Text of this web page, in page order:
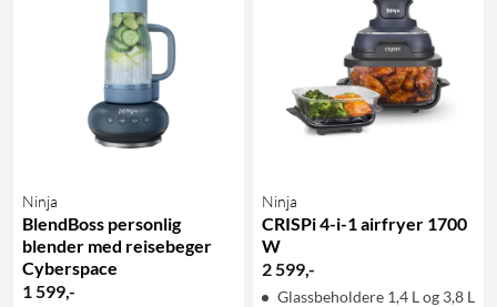
Ninja
BlendBoss personlig
blender med reisebeger
Cyberspace
1 599,-
Ninja
CRISPi 4-i-1 airfryer 1700
W
2 599,-
Glassbeholdere 1,4 L og 3,8 L